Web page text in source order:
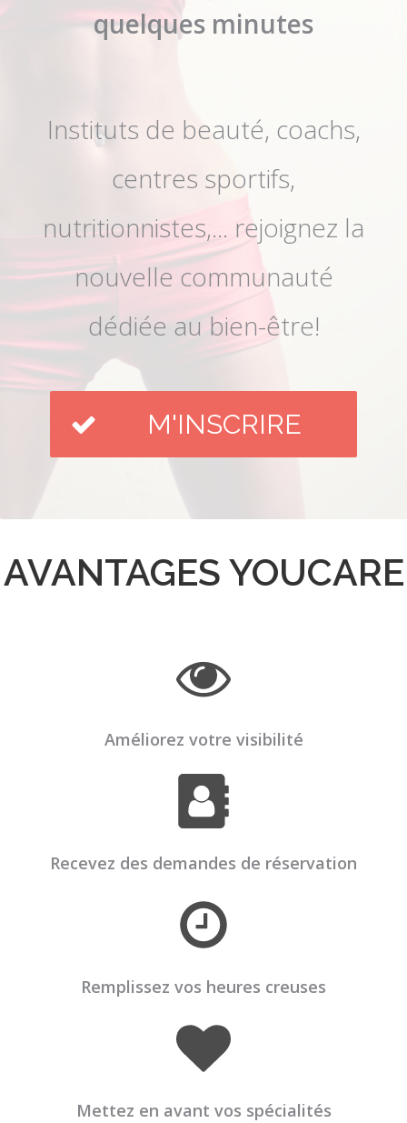
quelques minutes
Instituts de beauté, coachs,
centres sportifs,
nutritionnistes,... rejoignez la
nouvelle communauté
dédiée au bien-être!
M'INSCRIRE
AVANTAGES YOUCARE
Améliorez votre visibilité
Recevez des demandes de réservation
Remplissez vos heures creuses
Mettez en avant vos spécialités